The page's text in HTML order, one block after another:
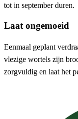
tot in september duren.
Laat ongemoeid
Eenmaal geplant
vlezige wortels zijn
zorgvuldig en laat het